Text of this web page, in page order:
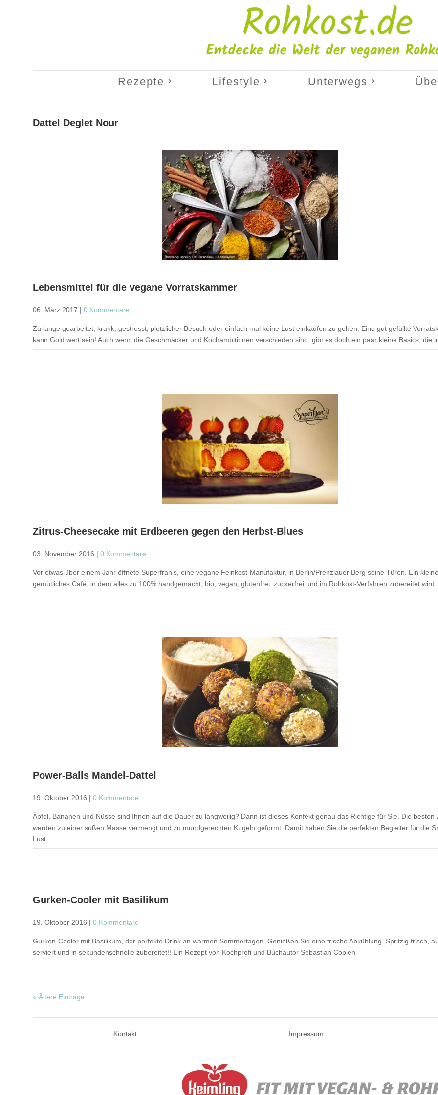
Rezepte Lifestyle Unterwegs
Dattel Deglet Nour
Lebensmittel für die vegane Vorratskammer
06. März 2017 |0 Kommentare
Zu lange gearbeitet, krank, gestresst, plötzlicher Besuch oder einfach mal keine Lust einkaufen zu gehen: Eine gut gefüllte
kann Gold wert sein! Auch wenn die Geschmäcker und Kochambitionen verschieden sind, gibt es doch ein paar kleine Basics, die
Zitrus-Cheesecake mit Erdbeeren gegen den Herbst-Blues
03. November 2016 |0 Kommentare
Vor etwas über einem Jahr öffnete Superfran’s, eine vegane Feinkost-Manufaktur, in Berlin/Prenzlauer Berg seine Türen. Ein
gemütliches Café, in dem alles zu 100% handgemacht, bio, vegan, glutenfrei, zuckerfrei und im Rohkost-Verfahren zubereitet wird.
Power-Balls Mandel-Dattel
19. Oktober 2016 |0 Kommentare
Äpfel, Bananen und Nüsse sind Ihnen auf die Dauer zu langweilig? Dann ist dieses Konfekt genau das Richtige für Sie. Die besten
werden zu einer süßen Masse vermengt und zu mundgerechten Kugeln geformt. Damit haben Sie die perfekten Begleiter für die
Lust...
Gurken-Cooler mit Basilikum
19. Oktober 2016 |0 Kommentare
Gurken-Cooler mit Basilikum, der perfekte Drink an warmen Sommertagen. Genießen Sie eine frische Abkühlung. Spritzig frisch,
serviert und in sekundenschnelle zubereitet!! Ein Rezept von Kochprofi und Buchautor Sebastian Copien
« Ältere Einträge
Kontakt Impressum